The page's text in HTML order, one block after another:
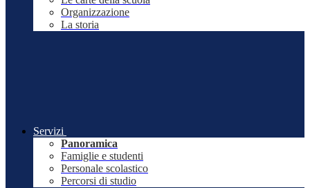
Organizzazione
La storia
Servizi
Panoramica
Famiglie e studenti
Personale scolastico
Percorsi di studio